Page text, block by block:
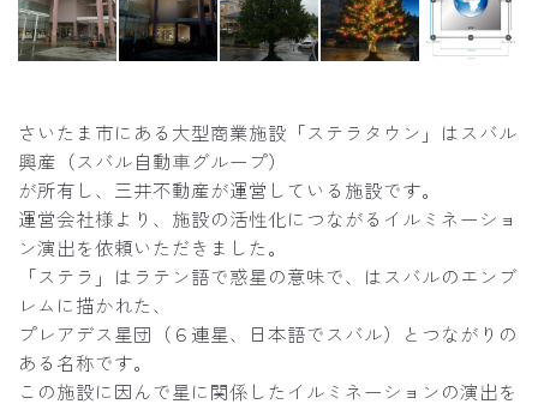
さいたま市にある大型商業施設「ステラタウン」はスバル
興産（スバル自動車グループ）
が所有し、三井不動産が運営している施設です。
運営会社様より、施設の活性化につながるイルミネーショ
ン演出を依頼いただきました。
「ステラ」はラテン語で惑星の意味で、はスバルのエンブ
レムに描かれた、
プレアデス星団（６連星、日本語でスバル）とつながりの
ある名称です。
この施設に因んで星に関係したイルミネーションの演出を